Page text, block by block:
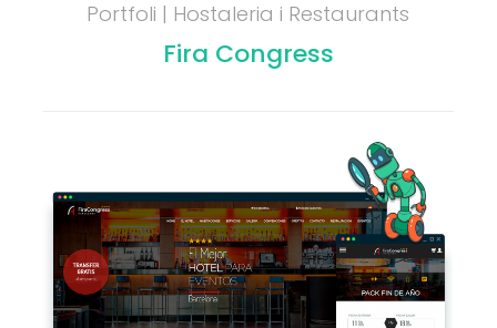
Portfoli | Hostaleria i Restaurants
Fira Congress